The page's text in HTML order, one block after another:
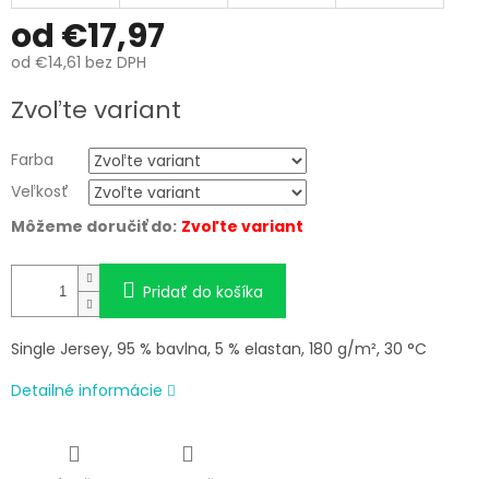
od €17,97
od €14,61 bez DPH
cena:
Zvoľte variant
Farba
Veľkosť
Môžeme doručiť do: Zvoľte variant
Pridať do košíka
Single Jersey, 95 % bavlna, 5 % elastan, 180 g/m², 30 °C
Detailné informácie